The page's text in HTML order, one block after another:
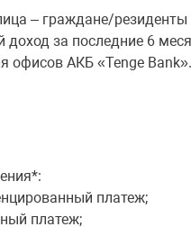
– граждане/
за последние 6
офисов АКБ «Tenge Bank».
платеж;
платеж;